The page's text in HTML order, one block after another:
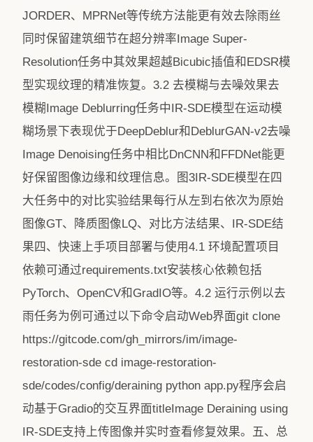
JORDER、MPRNet等传统方法能更有效去除雨丝
同时保留建筑细节在超分辨率Image Super-
Resolution任务中其效果超越Bicubic插值和EDSR模
型实现纹理的精准恢复。3.2 去模糊与去噪效果去
模糊Image Deblurring任务中IR-SDE模型在运动模
糊场景下表现优于DeepDeblur和DeblurGAN-v2去噪
Image Denoising任务中相比DnCNN和FFDNet能更
好保留图像边缘和纹理信息。图3IR-SDE模型在四
大任务中的对比实验结果每行从左到右依次为原始
图像GT、降质图像LQ、对比方法结果、IR-SDE结
果四、快速上手项目部署与使用4.1 环境配置项目
依赖可通过requirements.txt安装核心依赖包括
PyTorch、OpenCV和GradIO等。4.2 运行示例以去
雨任务为例可通过以下命令启动Web界面git clone
https://gitcode.com/gh_mirrors/im/image-
restoration-sde cd image-restoration-
sde/codes/config/deraining python app.py程序会启
动基于Gradio的交互界面titleImage Deraining using
IR-SDE支持上传图像并实时查看修复效果。五、总